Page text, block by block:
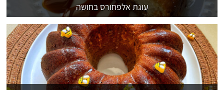
עוגת אלפחורס בחושה